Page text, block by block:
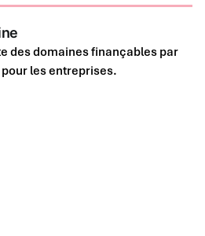
des domaines finançables par
les entreprises.